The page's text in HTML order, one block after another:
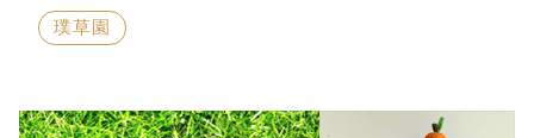
璞草園